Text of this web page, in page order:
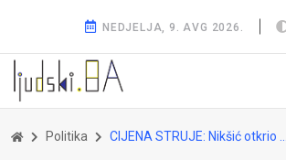
NEDJELJA, 9. AVG 2026.
Politika CIJENA STRUJE: Nikšić otkrio planove Vlade F BiH